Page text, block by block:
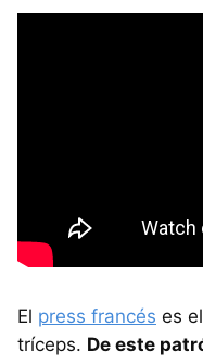
El press francés es
tríceps. De este